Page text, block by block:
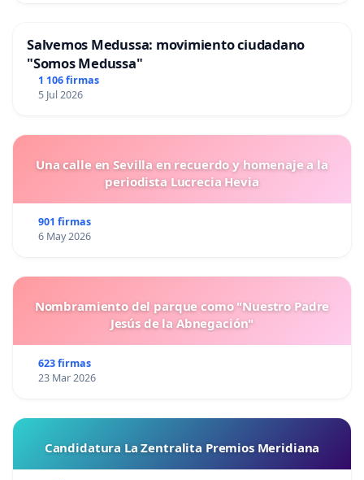
Salvemos Medussa: movimiento ciudadano
"Somos Medussa"
1 106 firmas
5 Jul 2026
Una calle en Sevilla en recuerdo y homenaje a la
periodista Lucrecia Hevia
901 firmas
6 May 2026
Nombramiento del parque como "Nuestro Padre
Jesús de la Abnegación"
623 firmas
23 Mar 2026
Candidatura La Zentralita Premios Meridiana